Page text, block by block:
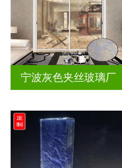
宁波灰色夹丝玻璃厂